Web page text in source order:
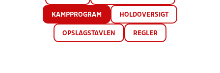
KAMPPROGRAM HOLDOVERSIGT
OPSLAGSTAVLEN REGLER